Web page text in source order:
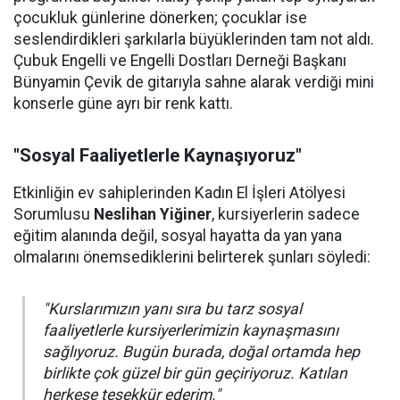
çocukluk günlerine dönerken; çocuklar ise
seslendirdikleri şarkılarla büyüklerinden tam not aldı.
Çubuk Engelli ve Engelli Dostları Derneği Başkanı
Bünyamin Çevik de gitarıyla sahne alarak verdiği mini
konserle güne ayrı bir renk kattı.
"Sosyal Faaliyetlerle Kaynaşıyoruz"
Etkinliğin ev sahiplerinden Kadın El İşleri Atölyesi
Sorumlusu Neslihan Yiğiner, kursiyerlerin sadece
eğitim alanında değil, sosyal hayatta da yan yana
olmalarını önemsediklerini belirterek şunları söyledi:
"Kurslarımızın yanı sıra bu tarz sosyal
faaliyetlerle kursiyerlerimizin kaynaşmasını
sağlıyoruz. Bugün burada, doğal ortamda hep
birlikte çok güzel bir gün geçiriyoruz. Katılan
herkese teşekkür ederim."